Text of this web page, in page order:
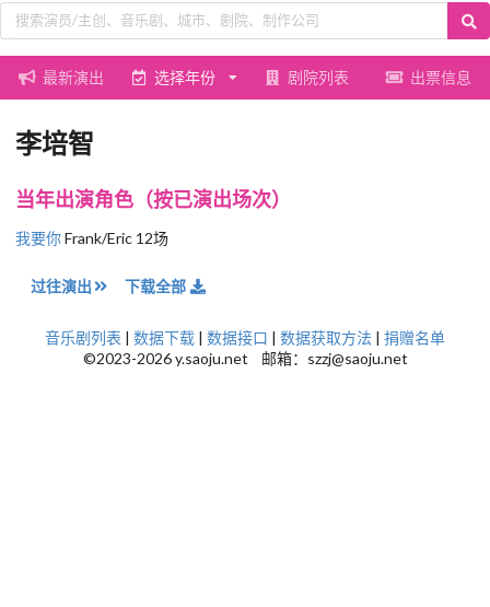
最新演出 选择年份 剧院列表 出票信息
李培智
当年出演角色（按已演出场次）
我要你Frank/Eric 12场
过往演出 下载全部
音乐剧列表 | 数据下载 | 数据接口 | 数据获取方法 | 捐赠名单
©2023-2026 y.saoju.net 邮箱：szzj@saoju.net